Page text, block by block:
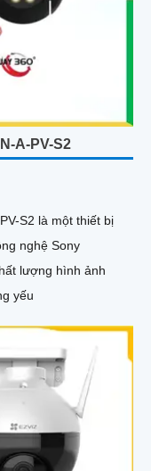
A-PV-S2
S2 là một thiết bị
lượng hình ảnh
yếu